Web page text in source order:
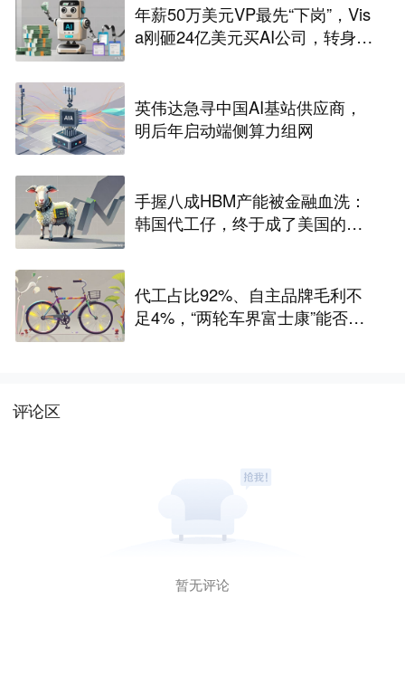
年薪50万美元VP最先“下岗”，Vis
a刚砸24亿美元买AI公司，转身裁
英伟达急寻中国AI基站供应商，
明后年启动端侧算力组网
手握八成HBM产能被金融血洗：
韩国代工仔，终于成了美国的待
代工占比92%、自主品牌毛利不
足4%，“两轮车界富士康”能否站
评论区
暂无评论